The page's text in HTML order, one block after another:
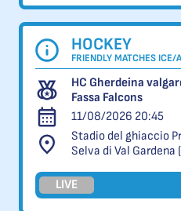
HOCKEY
FRIENDLY MATCHES
HC Gherdeina
Fassa Falcons
11/08/2026 20:45
Stadio del ghiaccio
Selva di Val Gardena
LIVE